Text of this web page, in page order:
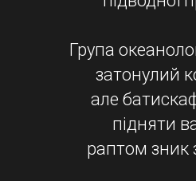
Група
затонулий
але
підняти
раптом зник